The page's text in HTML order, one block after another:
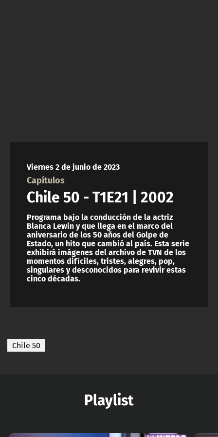
Viernes 2 de junio de 2023
Capítulos
Chile 50 - T1E21 | 2002
Programa bajo la conducción de la actriz
Blanca Lewin y que llega en el marco del
aniversario de los 50 años del Golpe de
Estado, un hito que cambió al país. Esta serie
exhibirá imágenes del archivo de TVN de los
momentos difíciles, tristes, alegres, pop,
singulares y desconocidos para revivir estas
cinco décadas.
Chile 50
Playlist